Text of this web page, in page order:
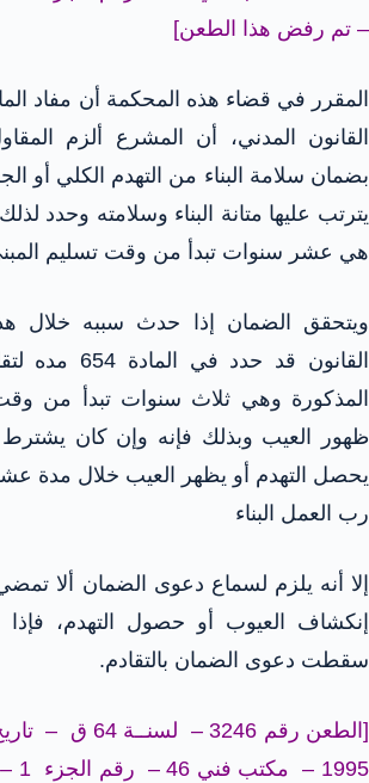
– تم رفض هذا الطعن]
بضمان سلامة البناء من التهدم الكلي أو
يترتب عليها متانة البناء وسلامته وحدد
هي عشر سنوات تبدأ من وقت تسليم
ويتحقق الضمان إذا حدث سببه خلال
القانون قد
المذكورة وهي ثلاث سنوات تبدأ من
ظهور العيب وبذلك فإنه وإن كان
يحصل التهدم أو يظهر العيب خلال مدة
رب العمل البناء
إلا أنه يلزم لسماع دعوى الضمان ألا
إنكشاف العيوب أو حصول التهدم،
سقطت دعوى الضمان بالتقادم.